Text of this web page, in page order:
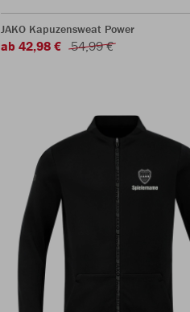
JAKO Kapuzensweat Power
ab 42,98 € 54,99 €